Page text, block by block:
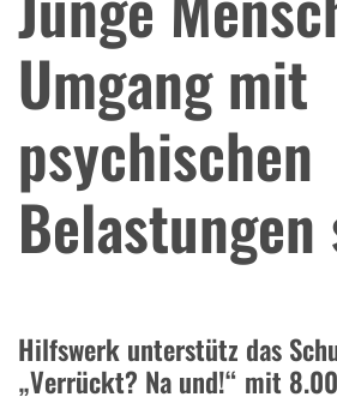
Umgang mit
psychischen
Hilfswerk unterstütz das
„Verrückt? Na und!“ mit